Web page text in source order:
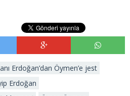
Erdoğan’dan Öymen’e jest
Erdoğan